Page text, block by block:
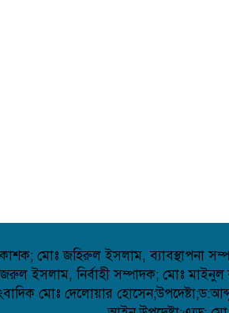
মোঃ জহিরুল ইসলাম, ব্যাবস্থাপনা
ইসলাম, নির্বাহী সম্পাদক; মোঃ মাইনুল
মোঃ দেলোয়ার